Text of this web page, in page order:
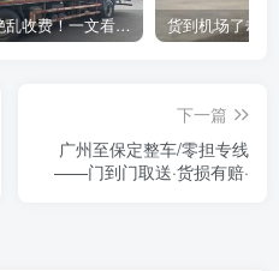
拒绝乱收费！一文看懂中国货代计费套路，教你避开所有隐形坑
下一篇
广州至保定整车/零担专线
——门到门取送·货损有赔·